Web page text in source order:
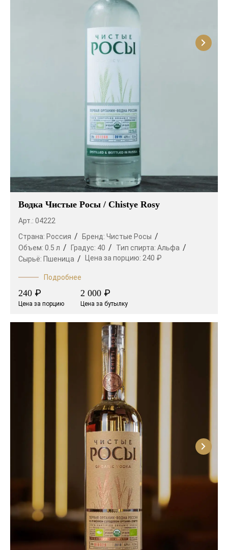
Водка Чистые Росы / Chistye Rosy
Арт.: 04222
Страна: Россия Бренд: Чистые Росы
Объем: 0.5 л Градус: 40 Тип спирта: Альфа
Сырьё: Пшеница Цена за порцию: 240 ₽
Подробнее
240 ₽
Цена за порцию
2 000 ₽
Цена за бутылку